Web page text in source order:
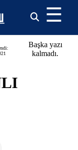
☰
Başka yazı
kalmadı.